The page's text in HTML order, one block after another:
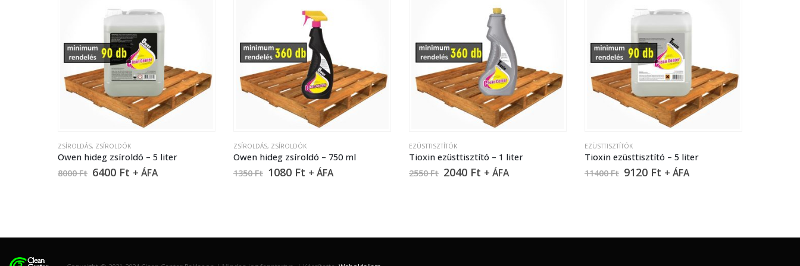
ZSÍROLDÁS, ZSÍROLDÓK
Owen hideg zsíroldó – 5 liter
8000Ft 6400 Ft + ÁFA
ZSÍROLDÁS, ZSÍROLDÓK
Owen hideg zsíroldó – 750 ml
1350Ft 1080 Ft + ÁFA
EZÜSTTISZTÍTÓK
Tioxin ezüsttisztító – 1 liter
2550Ft 2040 Ft + ÁFA
EZÜSTTISZTÍTÓK
Tioxin ezüsttisztító – 5 liter
11400Ft 9120 Ft + ÁFA